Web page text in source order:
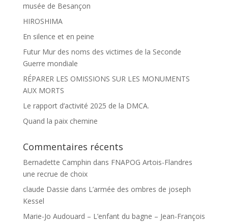
musée de Besançon
HIROSHIMA
En silence et en peine
Futur Mur des noms des victimes de la Seconde
Guerre mondiale
RÉPARER LES OMISSIONS SUR LES MONUMENTS
AUX MORTS
Le rapport d’activité 2025 de la DMCA.
Quand la paix chemine
Commentaires récents
Bernadette Camphin dans FNAPOG Artois-Flandres
une recrue de choix
claude Dassie dans L’armée des ombres de joseph
Kessel
Marie-Jo Audouard – L’enfant du bagne – Jean-François